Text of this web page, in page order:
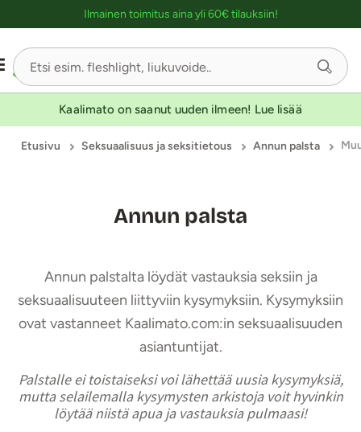
Ilmainen toimitus aina yli 60€ tilauksiin!
Kaalimato on saanut uuden ilmeen! Lue lisää
Etusivu Seksuaalisuus ja seksitietous Annun palsta
Annun palsta
Annun palstalta löydät vastauksia seksiin ja
seksuaalisuuteen liittyviin kysymyksiin. Kysymyksiin
ovat vastanneet Kaalimato.com:in seksuaalisuuden
asiantuntijat.
Palstalle ei toistaiseksi voi lähettää uusia kysymyksiä,
mutta selailemalla kysymysten arkistoja voit hyvinkin
löytää niistä apua ja vastauksia pulmaasi!